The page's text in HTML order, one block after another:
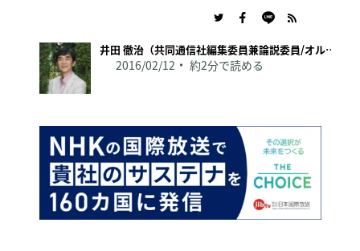
井田 徹治（共同通信社編集委員兼論説委員/オルタナ論説委員）
2016/02/12 約2分で読める